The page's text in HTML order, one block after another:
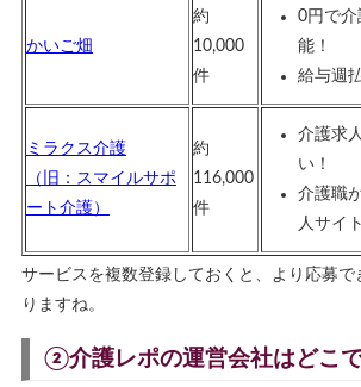
かいご畑
約
10,000
件
0円で介
能！
給与週
ミラクス介護
（旧：スマイルサポ
ート介護）
約
116,000
件
介護求
い！
介護職
人サイ
サービスを複数登録しておくと、より応募で
りますね。
②介護レポの運営会社はどこ